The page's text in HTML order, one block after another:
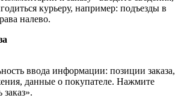
курьеру, например: подъезды в
налево.
ввода информации: позиции заказа,
данные о покупателе. Нажмите